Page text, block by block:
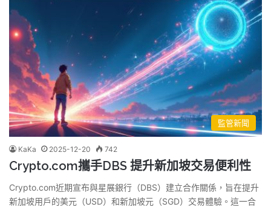
監管新聞
KaKa 2025-12-20 742
Crypto.com攜手DBS 提升新加坡交易便利性
Crypto.com近期宣布與星展銀行（DBS）建立合作關係，旨在提升
新加坡用戶的美元（USD）和新加坡元（SGD）交易體驗。這一合